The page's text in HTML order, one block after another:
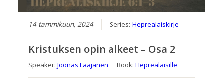
14 tammikuun, 2024 Series:Heprealaiskirje
Kristuksen opin alkeet – Osa 2
Speaker:Joonas Laajanen Book:Heprealaisille